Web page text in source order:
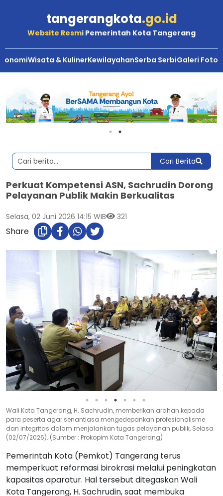
tangerangkota.go.id
Website Resmi Pemerintah Kota Tangerang
Wisata & KulinerKewilayahanSerba SerbiGaleri Foto
Cari Berita
Perkuat Kompetensi ASN, Sachrudin Dorong
Pelayanan Publik Makin Berkualitas
Selasa, 02 Juni 2026 14:15 WIB 321
Share
Wali Kota Tangerang, H. Sachrudin, memberikan arahan kepada
para peserta agar senantiasa mengedepankan profesionalisme
dan integritas dalam menjalankan tugas pelayanan publik, Selasa
(02/07/2026). (Sumber : Prokopim Kota Tangerang)
Pemerintah Kota (Pemkot) Tangerang terus
memperkuat reformasi birokrasi melalui peningkatan
kapasitas aparatur. Hal tersebut ditegaskan Wali
Kota Tangerang, H. Sachrudin, saat membuka